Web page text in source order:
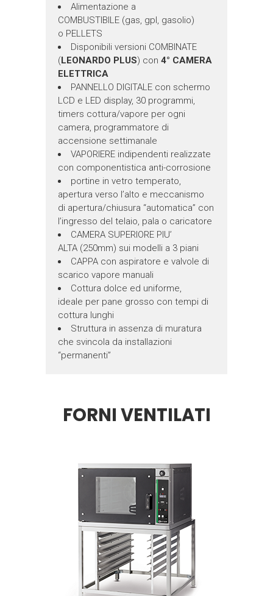
Alimentazione a
COMBUSTIBILE (gas, gpl, gasolio)
o PELLETS
Disponibili versioni COMBINATE
(LEONARDO PLUS) con 4° CAMERA
ELETTRICA
PANNELLO DIGITALE con schermo
LCD e LED display, 30 programmi,
timers cottura/vapore per ogni
camera, programmatore di
accensione settimanale
VAPORIERE indipendenti realizzate
con componentistica anti-corrosione
portine in vetro temperato,
apertura verso l’alto e meccanismo
di apertura/chiusura “automatica” con
l’ingresso del telaio, pala o caricatore
CAMERA SUPERIORE PIU’
ALTA (250mm) sui modelli a 3 piani
CAPPA con aspiratore e valvole di
scarico vapore manuali
Cottura dolce ed uniforme,
ideale per pane grosso con tempi di
cottura lunghi
Struttura in assenza di muratura
che svincola da installazioni
“permanenti”
FORNI VENTILATI